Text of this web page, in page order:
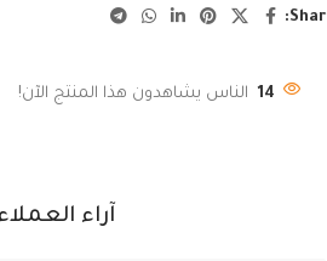
14 الناس يشاهدون هذا المنتج الآن!
آراء